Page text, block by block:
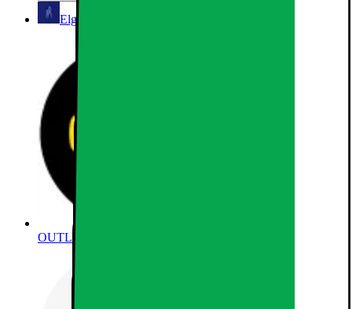
Elgiganten Kundklubb
OUTLET